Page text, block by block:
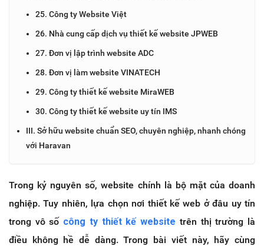
25. Công ty Website Việt
26. Nhà cung cấp dịch vụ thiết kế website JPWEB
27. Đơn vị lập trình website ADC
28. Đơn vị làm website VINATECH
29. Công ty thiết kế website MiraWEB
30. Công ty thiết kế website uy tín IMS
III. Sở hữu website chuẩn SEO, chuyên nghiệp, nhanh chóng
với Haravan
Trong kỷ nguyên số, website chính là bộ mặt của doanh
nghiệp. Tuy nhiên, lựa chọn nơi thiết kế web ở đâu uy tín
trong vô số công ty thiết kế website trên thị trường là
điều không hề dễ dàng. Trong bài viết này, hãy cùng